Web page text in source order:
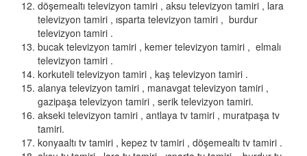
döşemealtı televizyon tamiri , aksu televizyon tamiri , lara
televizyon tamiri , ısparta televizyon tamiri , burdur
televizyon tamiri .
bucak televizyon tamiri , kemer televizyon tamiri , elmalı
televizyon tamiri .
korkuteli televizyon tamiri , kaş televizyon tamiri .
alanya televizyon tamiri , manavgat televizyon tamiri ,
gazipaşa televizyon tamiri , serik televizyon tamiri.
akseki televizyon tamiri , antlaya tv tamiri , muratpaşa tv
tamiri.
konyaaltı tv tamiri , kepez tv tamiri , döşemealtı tv tamiri .